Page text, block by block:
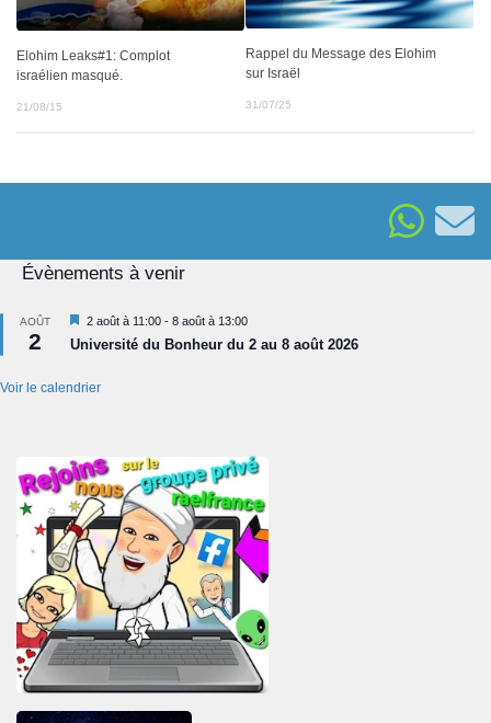
Elohim Leaks#1: Complot
israélien masqué.
21/08/15
Rappel du Message des Elohim
sur Israël
31/07/25
Évènements à venir
AOÛT
2
Mis
en
avant
2 août à 11:00 - 8 août à 13:00
Université du Bonheur du 2 au 8 août 2026
Voir le calendrier